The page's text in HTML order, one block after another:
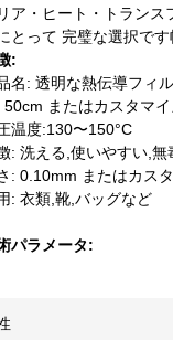
ア・ヒート・トランス
とって 完璧な選択で
:
名: 透明な熱伝導フィ
50cm またはカスタマ
温度:130〜150°C
: 洗える,使いやすい,
: 0.10mm またはカス
: 衣類,靴,バッグなど
パラメータ: